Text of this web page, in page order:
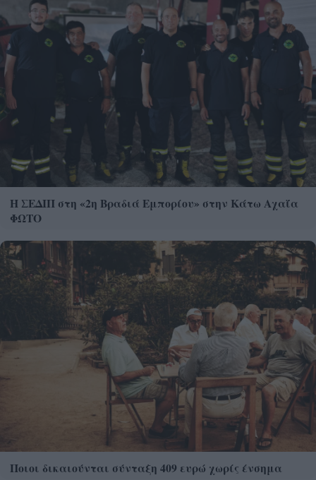
Η ΣΕΔΙΠ στη «2η Βραδιά Εμπορίου» στην Κάτω Αχαΐα
ΦΩΤΟ
Ποιοι δικαιούνται σύνταξη 409 ευρώ χωρίς ένσημα